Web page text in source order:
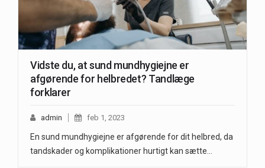
Vidste du, at sund mundhygiejne er
afgørende for helbredet? Tandlæge
forklarer
admin feb 1, 2023
En sund mundhygiejne er afgørende for dit helbred, da
tandskader og komplikationer hurtigt kan sætte…